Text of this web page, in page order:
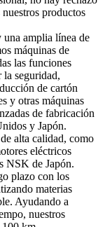
productos
una amplia línea de
máquinas de
las funciones
la seguridad,
de cartón
y otras máquinas
de fabricación
y Japón.
alta calidad, como
eléctricos
NSK de Japón.
plazo con los
materias
Ayudando a
nuestros